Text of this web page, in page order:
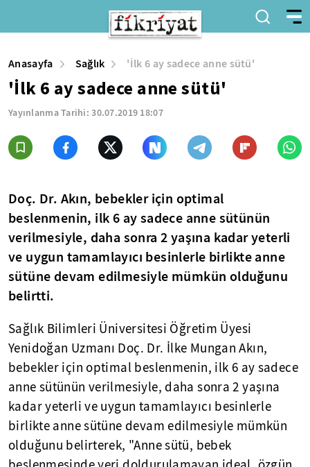
Anasayfa Sağlık 'İlk 6 ay sadece anne sütü'
'İlk 6 ay sadece anne sütü'
Yayınlanma Tarihi:30.07.2019 18:07
Doç. Dr. Akın, bebekler için optimal
beslenmenin, ilk 6 ay sadece anne sütünün
verilmesiyle, daha sonra 2 yaşına kadar yeterli
ve uygun tamamlayıcı besinlerle birlikte anne
sütüne devam edilmesiyle mümkün olduğunu
belirtti.
Sağlık Bilimleri Üniversitesi Öğretim Üyesi
Yenidoğan Uzmanı Doç. Dr. İlke Mungan Akın,
bebekler için optimal beslenmenin, ilk 6 ay sadece
anne sütünün verilmesiyle, daha sonra 2 yaşına
kadar yeterli ve uygun tamamlayıcı besinlerle
birlikte anne sütüne devam edilmesiyle mümkün
olduğunu belirterek, "Anne sütü, bebek